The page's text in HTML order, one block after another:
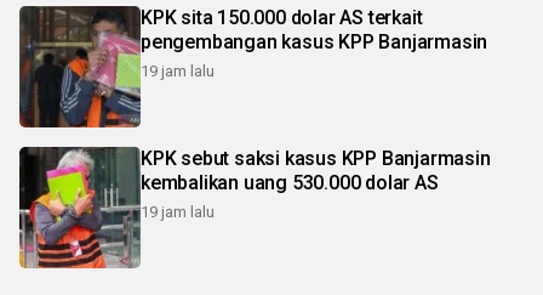
KPK sita 150.000 dolar AS terkait
pengembangan kasus KPP Banjarmasin
19 jam lalu
KPK sebut saksi kasus KPP Banjarmasin
kembalikan uang 530.000 dolar AS
19 jam lalu